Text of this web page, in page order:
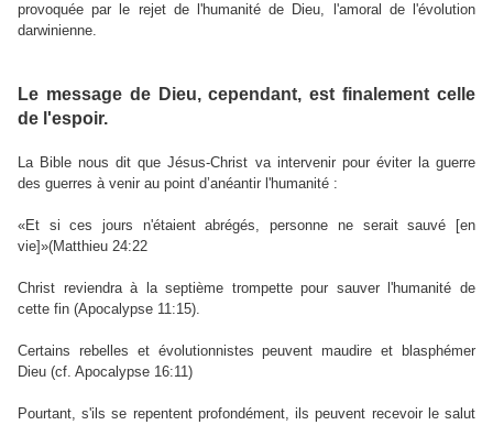
provoquée par le rejet de l'humanité de Dieu, l'amoral de l'évolution
darwinienne.
Le message de Dieu, cependant, est finalement celle
de l'espoir.
La Bible nous dit que Jésus-Christ va intervenir pour éviter la guerre
des guerres à venir au point d’anéantir l'humanité :
«Et si ces jours n'étaient abrégés, personne ne serait sauvé [en
vie]»(Matthieu 24:22
Christ reviendra à la septième trompette pour sauver l'humanité de
cette fin (Apocalypse 11:15).
Certains rebelles et évolutionnistes peuvent maudire et blasphémer
Dieu (cf. Apocalypse 16:11)
Pourtant, s'ils se repentent profondément, ils peuvent recevoir le salut